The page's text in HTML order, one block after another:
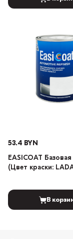
53.4 BYN
EASICOAT
(Цвет краски:
В